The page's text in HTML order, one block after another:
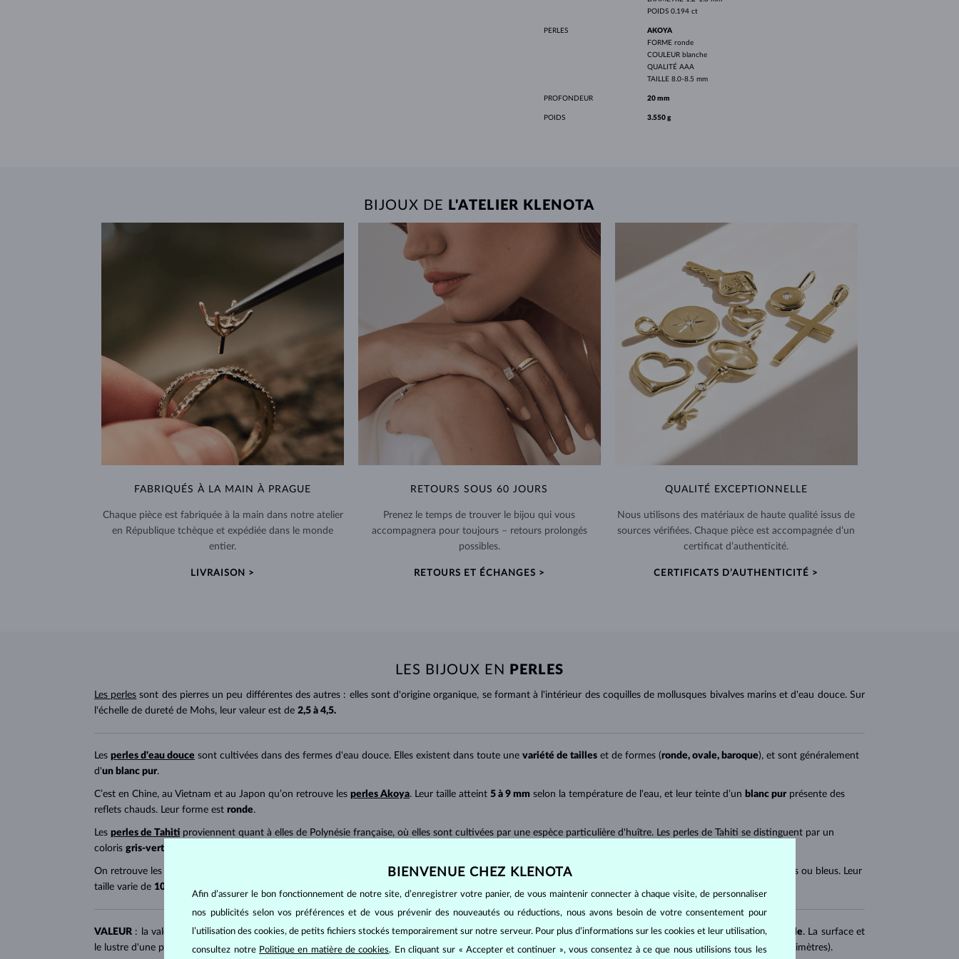
POIDS 0.194 ct
PERLES
AKOYA
FORME ronde
COULEUR blanche
QUALITÉ AAA
TAILLE 8.0-8.5 mm
PROFONDEUR 20 mm
POIDS 3.550 g
BIJOUX DE L'ATELIER KLENOTA
FABRIQUÉS À LA MAIN À PRAGUE
Chaque pièce est fabriquée à la main dans notre atelier
en République tchèque et expédiée dans le monde
entier.
LIVRAISON >
RETOURS SOUS 60 JOURS
Prenez le temps de trouver le bijou qui vous
accompagnera pour toujours – retours prolongés
possibles.
RETOURS ET ÉCHANGES >
QUALITÉ EXCEPTIONNELLE
Nous utilisons des matériaux de haute qualité issus de
sources vérifiées. Chaque pièce est accompagnée d’un
certificat d’authenticité.
CERTIFICATS D’AUTHENTICITÉ >
LES BIJOUX EN PERLES
Les perles sont des pierres un peu différentes des autres : elles sont d'origine organique, se formant à l'intérieur des coquilles de mollusques bivalves marins et d'eau douce. Sur
l'échelle de dureté de Mohs, leur valeur est de 2,5 à 4,5.
Les perles d'eau douce sont cultivées dans des fermes d'eau douce. Elles existent dans toute une variété de tailles et de formes (ronde, ovale, baroque), et sont généralement
d'un blanc pur.
C’est en Chine, au Vietnam et au Japon qu’on retrouve les perles Akoya. Leur taille atteint 5 à 9 mm selon la température de l'eau, et leur teinte d’un blanc pur présente des
reflets chauds. Leur forme est ronde.
Les perles de Tahiti proviennent quant à elles de Polynésie française, où elles sont cultivées par une espèce particulière d'huître. Les perles de Tahiti se distinguent par un
coloris gris-vert
On retrouve les en Australie, au Myanmar et en Indonésie. Leur couleur varie du blanc au doré mielleux
, rarement des reflets roses, verts ou bleus. Leur
taille varie de 10 à 20 mm
VALEUR : la valeur des perles dépend de la régularité de leur forme (hors perles baroques), de leur lustre, de la régularité de leur surface, ainsi que de leur taille. La surface et
le lustre d'une perle vont de AAA (meilleure qualité) à B. Le prix augmente proportionnellement à la taille (la taille se notant comme le diamètre de la perle en millimètres).
BIENVENUE CHEZ KLENOTA
Afin d’assurer le bon fonctionnement de notre site, d’enregistrer votre panier, de vous maintenir connecter à chaque visite, de personnaliser
nos publicités selon vos préférences et de vous prévenir des nouveautés ou réductions, nous avons besoin de votre consentement pour
l’utilisation des cookies, de petits fichiers stockés temporairement sur notre serveur. Pour plus d’informations sur les cookies et leur utilisation,
consultez notre Politique en matière de cookies. En cliquant sur « Accepter et continuer », vous consentez à ce que nous utilisions tous les